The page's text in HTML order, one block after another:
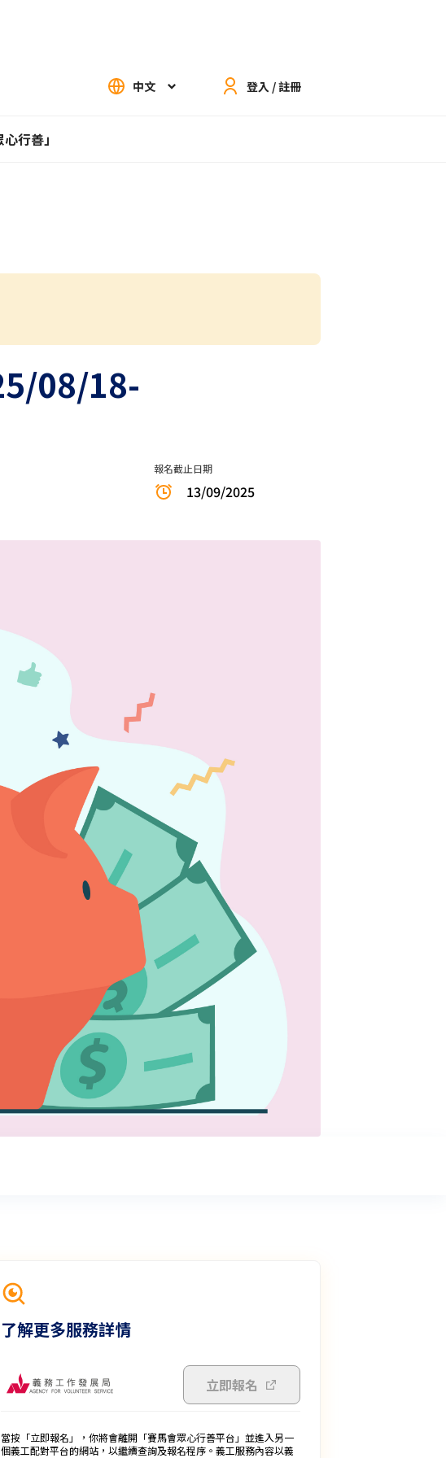
中文 登入 / 註冊
行善」
08/18-
報名截止日期
13/09/2025
了解更多服務詳情
立即報名
當按「立即報名」，你將會離開「賽馬會眾心行善平台」並進入另一
個義工配對平台的網站，以繼續查詢及報名程序。義工服務內容以義